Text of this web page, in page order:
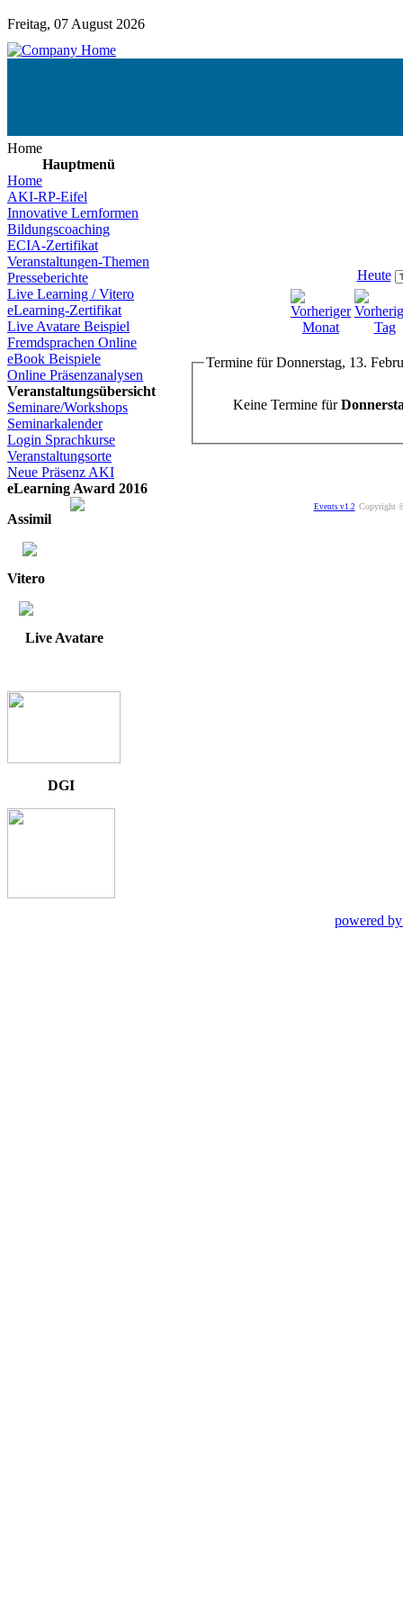
Freitag, 07 August 2026
Home
Hauptmenü
Home
AKI-RP-Eifel
Innovative Lernformen
Bildungscoaching
ECIA-Zertifikat
Veranstaltungen-Themen
Presseberichte
Live Learning / Vitero
eLearning-Zertifikat
Live Avatare Beispiel
Fremdsprachen Online
eBook Beispiele
Online Präsenzanalysen
Veranstaltungsübersicht
Seminare/Workshops
Seminarkalender
Login Sprachkurse
Veranstaltungsorte
Neue Präsenz AKI
eLearning Award 2016
Assimil
Vitero
Live Avatare
DGI
Heute
Termine für Donnerstag, 13.
Keine Termine für
Events v1.2 Copyright
powered